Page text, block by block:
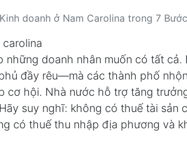
doanh ở Nam Carolina trong 7 Bước
những doanh nhân muốn có tất
đầy rêu—mà các thành phố
cơ hội. Nhà nước hỗ trợ tăng
suy nghĩ: không có thuế tài sản
có thuế thu nhập địa phương và